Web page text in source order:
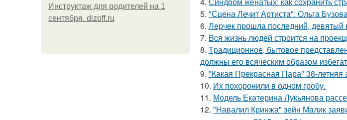
Инструктаж для родителей на 1
сентября. dizoff.ru
5. "Сцена Лечит Артиста": Ольга
6. Лерчек прошла последний, девятый
7. Bcя жизнь людей строится на
8. Tpадиционное, бытовое
должны его всяческим образом
9. "Какая Прекрасная Пара" 38-
10. Их похоронили в одном гробу.
11. Модель Екатерина Лукьянова
12. "Навалил Кринжа" зейн Малик